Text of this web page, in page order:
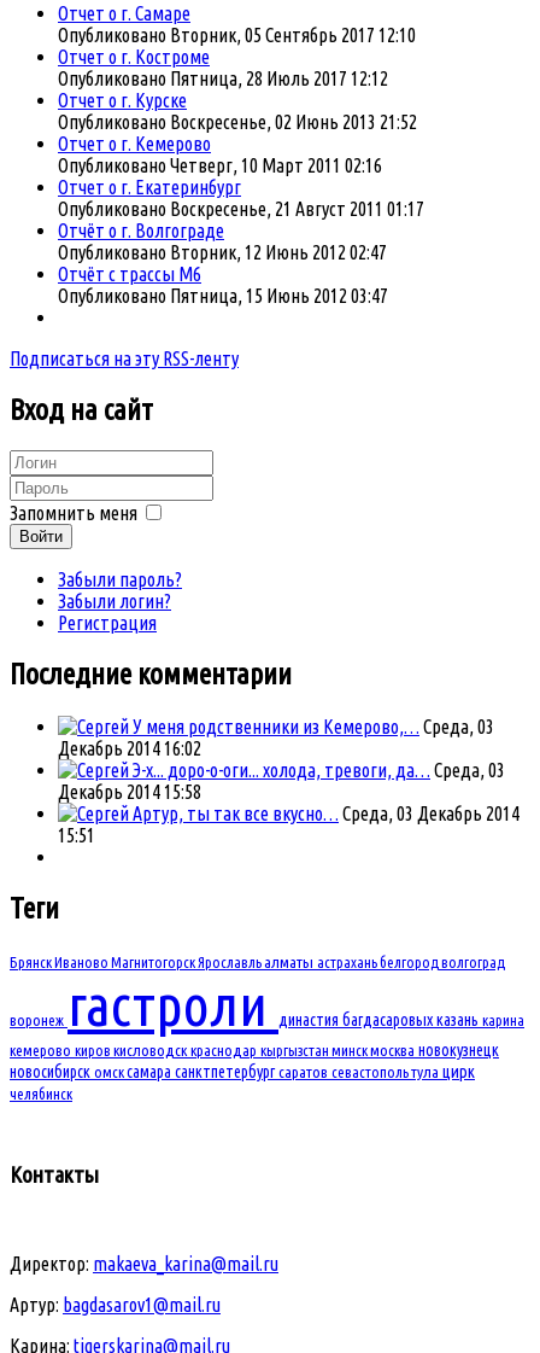
Отчет о г. Самаре
Опубликовано Вторник, 05 Сентябрь 2017 12:10
Отчет о г. Костроме
Опубликовано Пятница, 28 Июль 2017 12:12
Отчет о г. Курске
Опубликовано Воскресенье, 02 Июнь 2013 21:52
Отчет о г. Кемерово
Опубликовано Четверг, 10 Март 2011 02:16
Отчет о г. Екатеринбург
Опубликовано Воскресенье, 21 Август 2011 01:17
Отчёт о г. Волгоградe
Опубликовано Вторник, 12 Июнь 2012 02:47
Отчёт с трассы М6
Опубликовано Пятница, 15 Июнь 2012 03:47
Подписаться на эту RSS-ленту
Вход на сайт
Запомнить меня
Войти
Забыли пароль?
Забыли логин?
Регистрация
Последние комментарии
У меня родственники из Кемерово,… Среда, 03
Декабрь 2014 16:02
Э-х... доро-о-оги... холода, тревоги, да… Среда, 03
Декабрь 2014 15:58
Артур, ты так все вкусно… Среда, 03 Декабрь 2014
15:51
Теги
БрянскИваново МагнитогорскЯрославльалматы астраханьбелгород волгоград
воронеж гастроли династия багдасаровыхказань карина
кемерово киров кисловодск краснодар кыргызстан минскмосква новокузнецк
новосибирск омсксамара санктпетербургсаратов севастопольтула цирк
челябинск
Контакты
Директор: makaeva_karina@mail.ru
Артур: bagdasarov1@mail.ru
Карина: tigerskarina@mail.ru